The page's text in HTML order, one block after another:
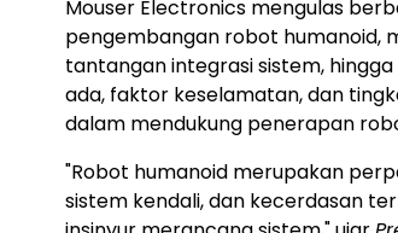
Mouser Electronics mengulas
pengembangan robot humanoid,
tantangan integrasi sistem,
ada, faktor keselamatan, dan
dalam mendukung penerapan
"Robot humanoid merupakan
sistem kendali, dan kecerdasan